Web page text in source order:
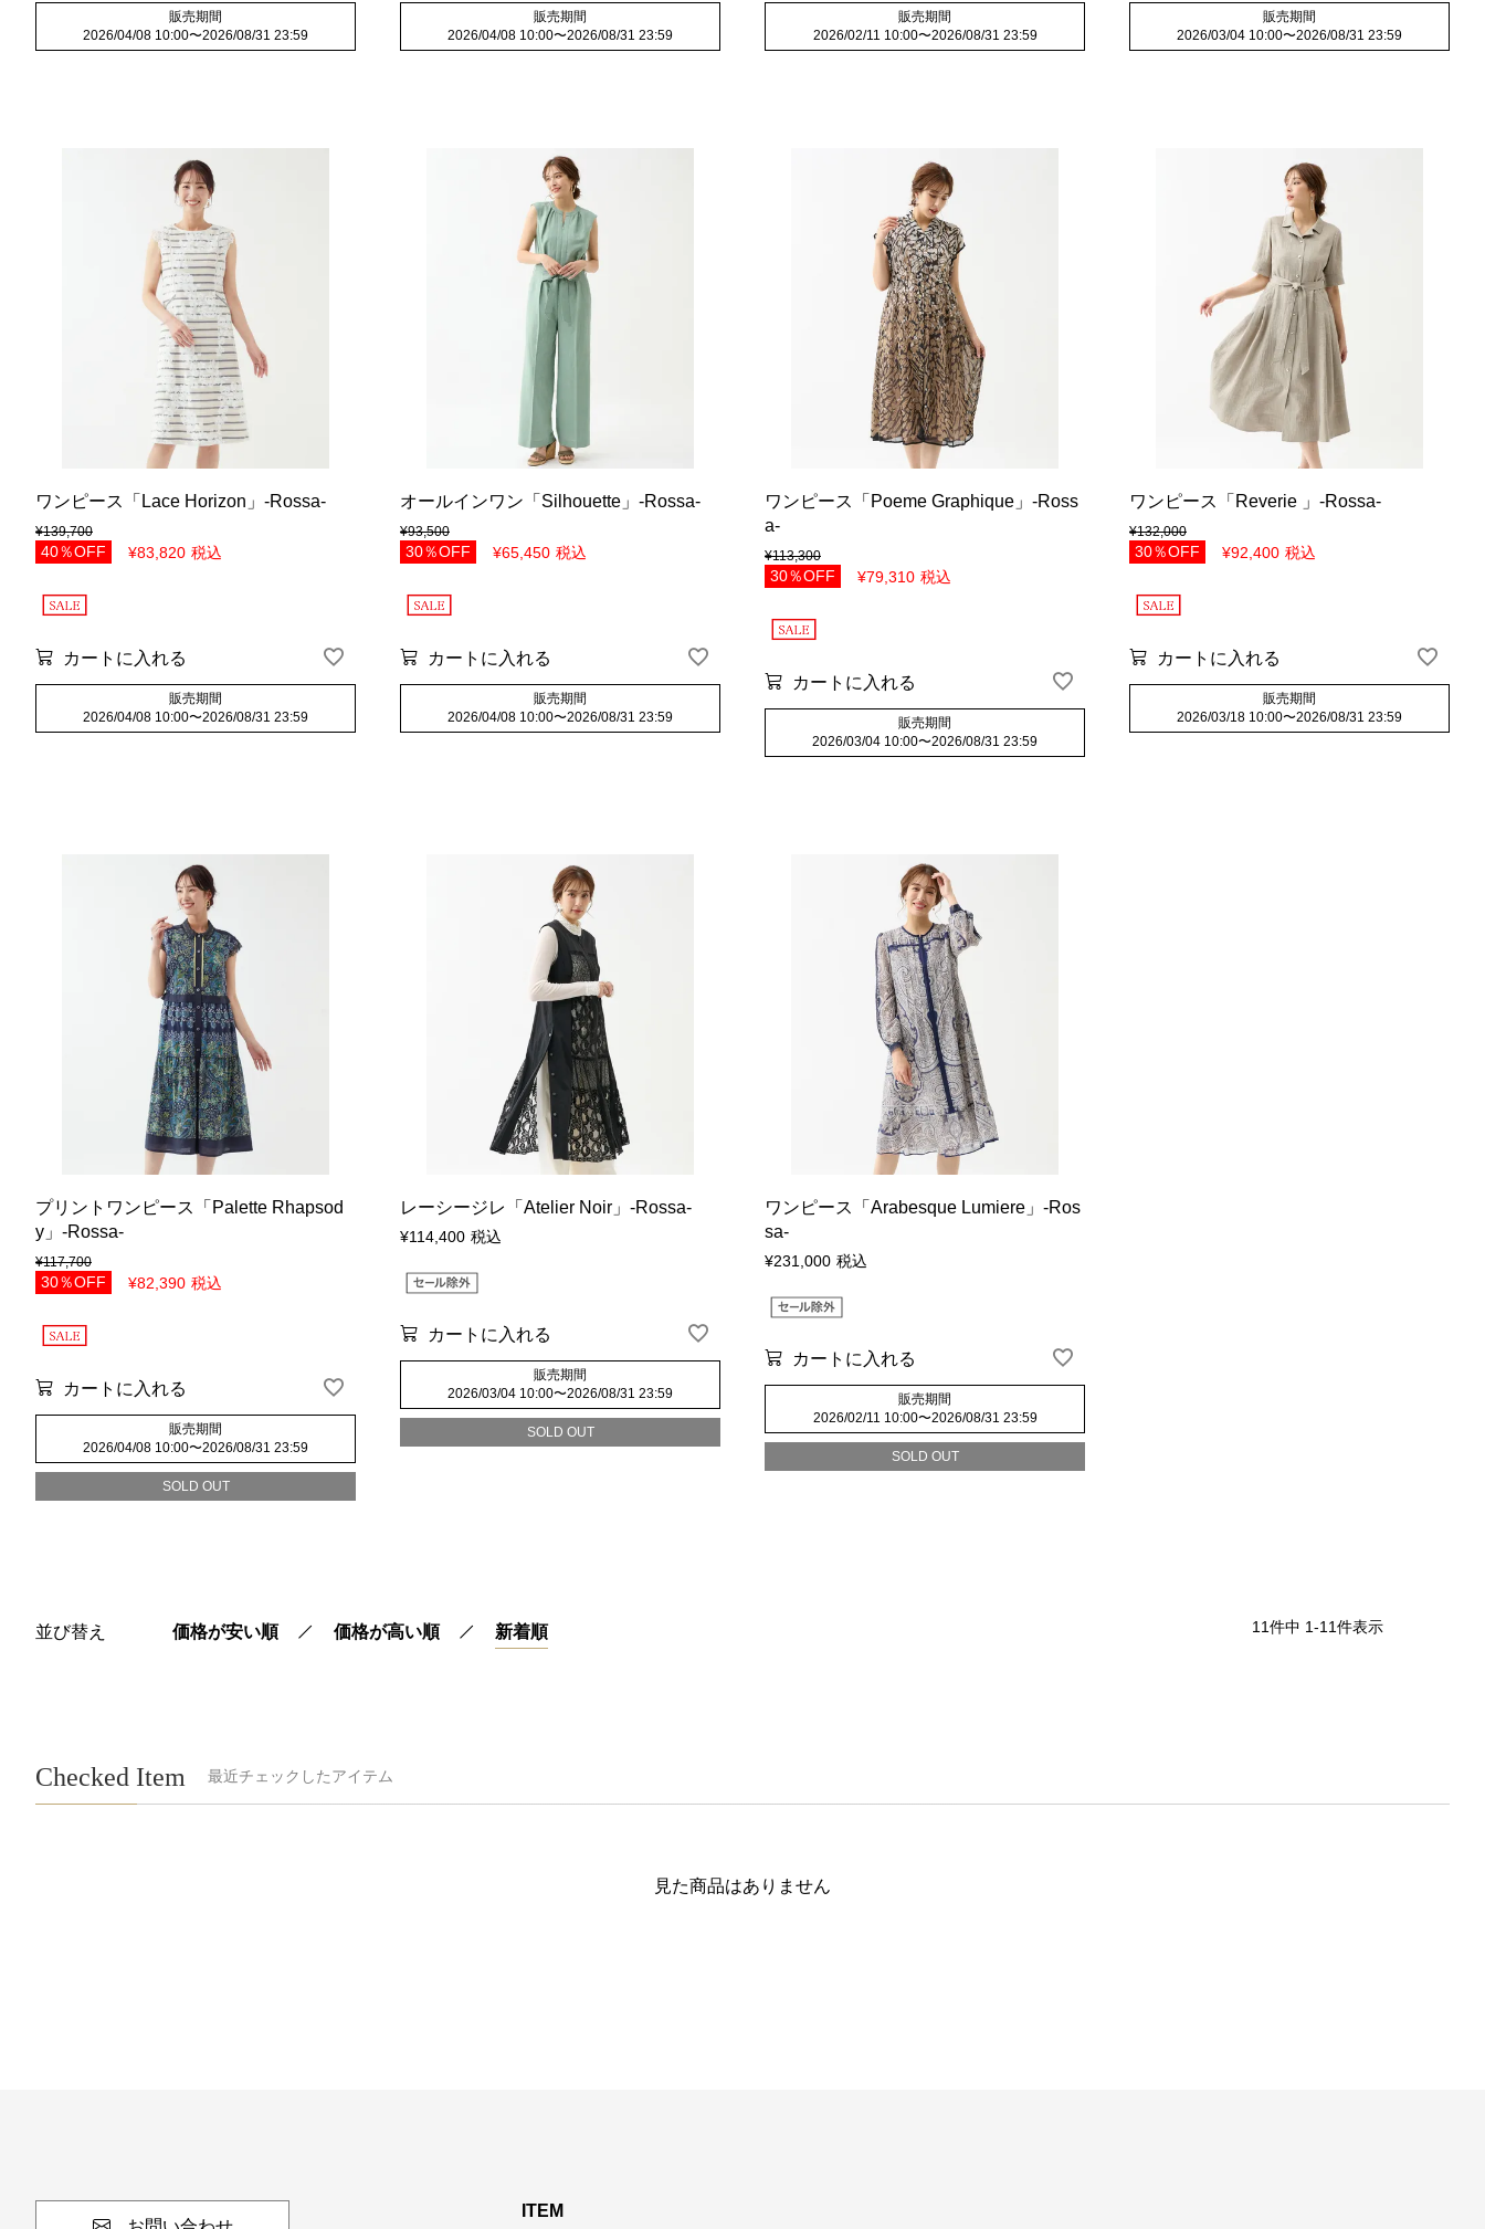
販売期間
2026/04/08 10:00〜2026/08/31 23:59
販売期間
2026/04/08 10:00〜2026/08/31 23:59
販売期間
2026/02/11 10:00〜2026/08/31 23:59
販売期間
2026/03/04 10:00〜2026/08/31 23:59
ワンピース「Lace Horizon」-Rossa-
¥139,700
40％OFF ¥83,820 税込
カートに入れる
販売期間
2026/04/08 10:00〜2026/08/31 23:59
オールインワン「Silhouette」-Rossa-
¥93,500
30％OFF ¥65,450 税込
カートに入れる
販売期間
2026/04/08 10:00〜2026/08/31 23:59
ワンピース「Poeme Graphique」-Ross
a-
¥113,300
30％OFF ¥79,310 税込
カートに入れる
販売期間
2026/03/04 10:00〜2026/08/31 23:59
ワンピース「Reverie 」-Rossa-
¥132,000
30％OFF ¥92,400 税込
カートに入れる
販売期間
2026/03/18 10:00〜2026/08/31 23:59
プリントワンピース「Palette Rhapsod
y」-Rossa-
¥117,700
30％OFF ¥82,390 税込
カートに入れる
販売期間
2026/04/08 10:00〜2026/08/31 23:59
SOLD OUT
レーシージレ「Atelier Noir」-Rossa-
¥114,400 税込
カートに入れる
販売期間
2026/03/04 10:00〜2026/08/31 23:59
SOLD OUT
ワンピース「Arabesque Lumiere」-Ros
sa-
¥231,000 税込
カートに入れる
販売期間
2026/02/11 10:00〜2026/08/31 23:59
SOLD OUT
並び替え 価格が安い順 価格が高い順 新着順 11件中 1-11件表示
Checked Item 最近チェックしたアイテム
見た商品はありません
ITEM